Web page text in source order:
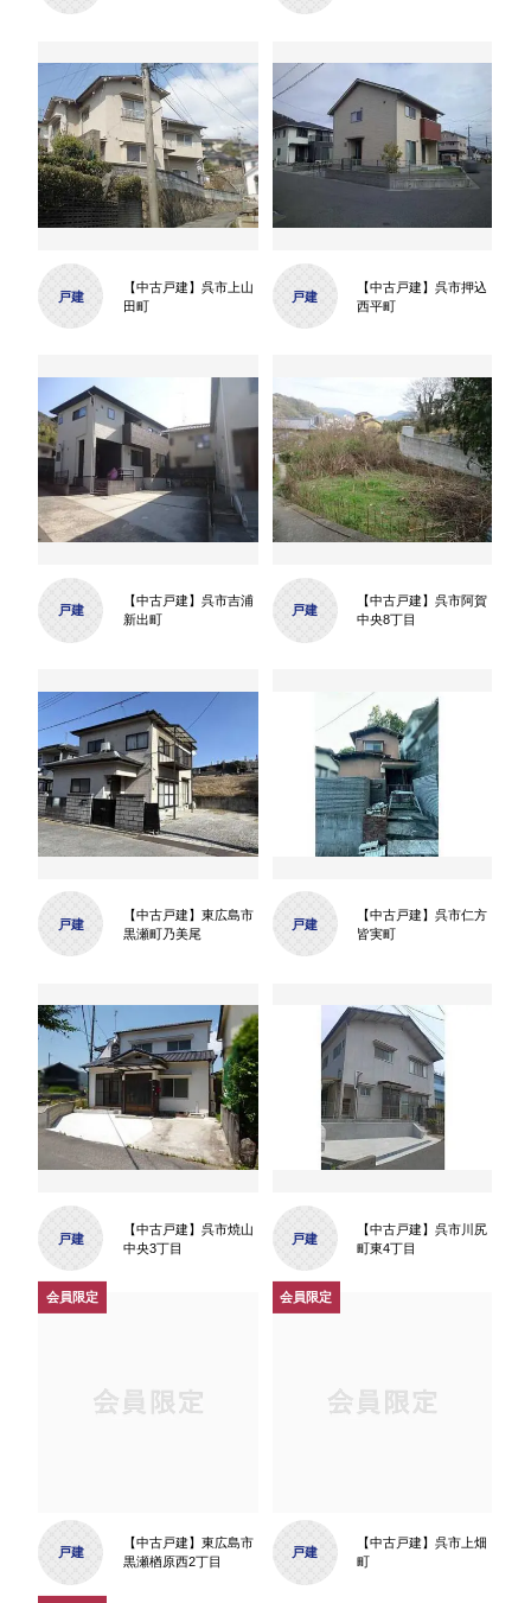
戸建
【中古戸建】呉市上山
田町
戸建
【中古戸建】呉市押込
西平町
戸建
【中古戸建】呉市吉浦
新出町
戸建
【中古戸建】呉市阿賀
中央8丁目
戸建
【中古戸建】東広島市
黒瀬町乃美尾
戸建
【中古戸建】呉市仁方
皆実町
戸建
【中古戸建】呉市焼山
中央3丁目
戸建
【中古戸建】呉市川尻
町東4丁目
戸建
【中古戸建】東広島市
黒瀬楢原西2丁目
戸建
【中古戸建】呉市上畑
町